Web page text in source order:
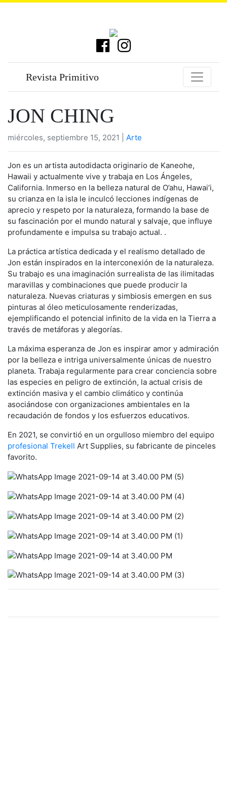
Revista Primitivo
JON CHING
miércoles, septiembre 15, 2021 | Arte
Jon es un artista autodidacta originario de Kaneohe,
Hawaii y actualmente vive y trabaja en Los Ángeles,
California. Inmerso en la belleza natural de O’ahu, Hawai’i,
su crianza en la isla le inculcó lecciones indígenas de
aprecio y respeto por la naturaleza, formando la base de
su fascinación por el mundo natural y salvaje, que influye
profundamente e impulsa su trabajo actual. .
La práctica artística dedicada y el realismo detallado de
Jon están inspirados en la interconexión de la naturaleza.
Su trabajo es una imaginación surrealista de las ilimitadas
maravillas y combinaciones que puede producir la
naturaleza. Nuevas criaturas y simbiosis emergen en sus
pinturas al óleo meticulosamente renderizadas,
ejemplificando el potencial infinito de la vida en la Tierra a
través de metáforas y alegorías.
La máxima esperanza de Jon es inspirar amor y admiración
por la belleza e intriga universalmente únicas de nuestro
planeta. Trabaja regularmente para crear conciencia sobre
las especies en peligro de extinción, la actual crisis de
extinción masiva y el cambio climático y continúa
asociándose con organizaciones ambientales en la
recaudación de fondos y los esfuerzos educativos.
En 2021, se convirtió en un orgulloso miembro del equipo
profesional Trekell Art Supplies, su fabricante de pinceles
favorito.